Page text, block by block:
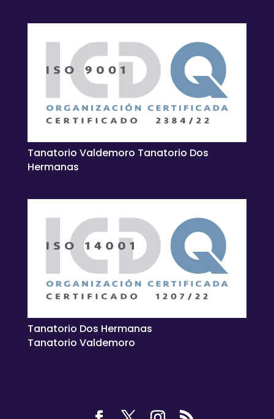
Tanatorio Valdemoro Tanatorio Dos
Hermanas
Tanatorio Dos Hermanas
Tanatorio Valdemoro